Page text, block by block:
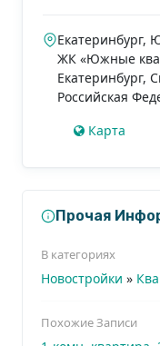
Екатеринбург,
ЖК «Южные
Екатеринбург,
Российская
Карта
Прочая
В категориях
Новостройки »
Похожие Записи